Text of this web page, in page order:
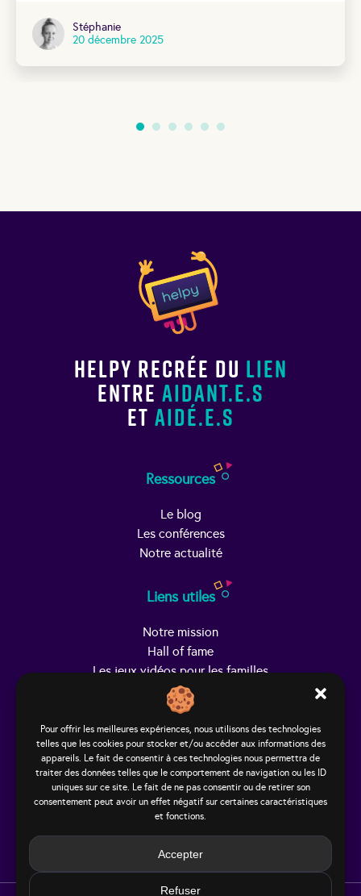
Pour offrir les meilleures expériences, nous utilisons des technologies
telles que les cookies pour stocker et/ou accéder aux informations des
appareils. Le fait de consentir à ces technologies nous permettra de
traiter des données telles que le comportement de navigation ou les ID
uniques sur ce site. Le fait de ne pas consentir ou de retirer son
consentement peut avoir un effet négatif sur certaines caractéristiques
et fonctions.
Accepter
Refuser
Stéphanie
20 décembre 2025
Helpy recrée du lien
entre aidant.e.s
et aidé.e.s
Ressources
Le blog
Les conférences
Notre actualité
Liens utiles
Notre mission
Hall of fame
Les jeux vidéos pour les familles
Trouver Helpy
Le studio
65, rue Hénon
69004 Lyon - France
contact@helpy-lejeu.fr